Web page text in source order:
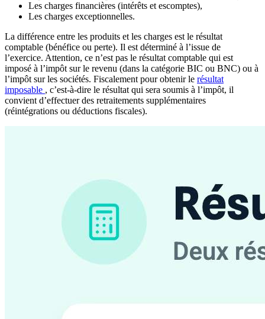
Les charges financières (intérêts et escomptes),
Les charges exceptionnelles.
La différence entre les produits et les charges est le résultat
comptable (bénéfice ou perte). Il est déterminé à l’issue de
l’exercice. Attention, ce n’est pas le résultat comptable qui est
imposé à l’impôt sur le revenu (dans la catégorie BIC ou BNC) ou à
l’impôt sur les sociétés. Fiscalement pour obtenir le résultat
imposable , c’est-à-dire le résultat qui sera soumis à l’impôt, il
convient d’effectuer des retraitements supplémentaires
(réintégrations ou déductions fiscales).